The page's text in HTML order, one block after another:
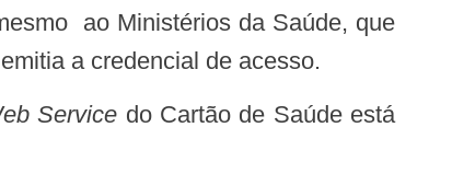
ao Ministérios da Saúde, que
a credencial de acesso.
Service do Cartão de Saúde está